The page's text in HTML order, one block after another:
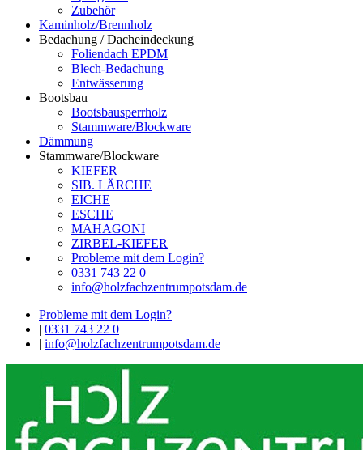
Zubehör
Kaminholz/Brennholz
Bedachung / Dacheindeckung
Foliendach EPDM
Blech-Bedachung
Entwässerung
Bootsbau
Bootsbausperrholz
Stammware/Blockware
Dämmung
Stammware/Blockware
KIEFER
SIB. LÄRCHE
EICHE
ESCHE
MAHAGONI
ZIRBEL-KIEFER
Probleme mit dem Login?
0331 743 22 0
info@holzfachzentrumpotsdam.de
Probleme mit dem Login?
| 0331 743 22 0
| info@holzfachzentrumpotsdam.de